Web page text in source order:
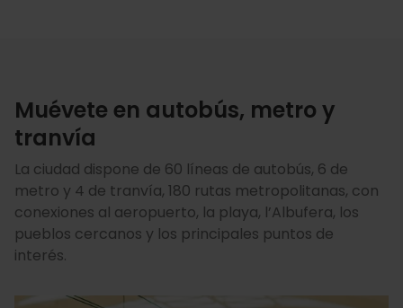
Muévete en autobús, metro y
tranvía
La ciudad dispone de 60 líneas de autobús, 6 de
metro y 4 de tranvía, 180 rutas metropolitanas, con
conexiones al aeropuerto, la playa, l’Albufera, los
pueblos cercanos y los principales puntos de
interés.